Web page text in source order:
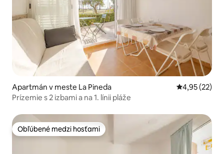
Apartmán v meste La Pineda Priemerné
4,95 (22)
Prízemie s 2 izbami a na 1. línii pláže
Obľúbené medzi hosťami
Obľúbené medzi hosťami